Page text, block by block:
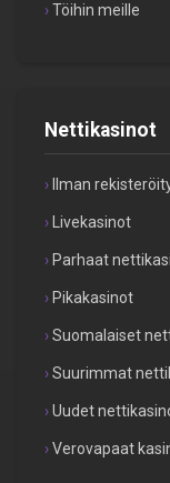
Töihin meille
Nettikasinot
Ilman
Livekasinot
Parhaat
Pikakasinot
Suomalaiset
Suurimmat
Uudet
Verovapaat